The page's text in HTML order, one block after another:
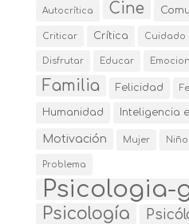
Autocrítica Cine
Criticar Crítica Cuidado
Disfrutar Educar
Familia Felicidad
Humanidad Inteligencia
Motivación Mujer Niño
Problema
Psicologia-
Psicología